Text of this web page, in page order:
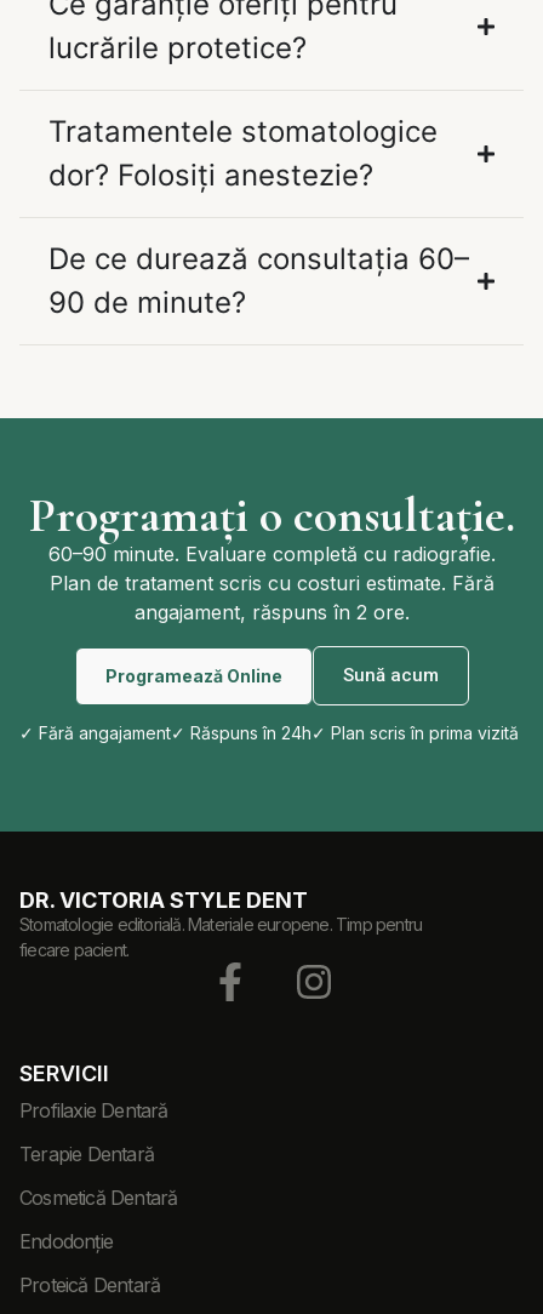
lucrările protetice?
Tratamentele stomatologice
dor? Folosiți anestezie?
De ce durează consultația 60–
90 de minute?
Programați o consultație.
60–90 minute. Evaluare completă cu radiografie.
Plan de tratament scris cu costuri estimate. Fără
angajament, răspuns în 2 ore.
Programează Online Sună acum
✓ Fără angajament✓ Răspuns în 24h✓ Plan scris în prima vizită
DR. VICTORIA STYLE DENT
Stomatologie editorială. Materiale europene. Timp pentru
fiecare pacient.
SERVICII
Profilaxie Dentară
Terapie Dentară
Cosmetică Dentară
Endodonție
Proteică Dentară